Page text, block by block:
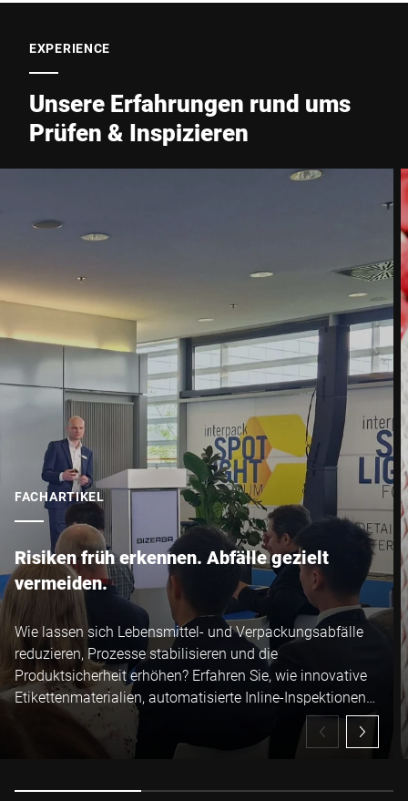
EXPERIENCE
Unsere Erfahrungen rund ums
Prüfen & Inspizieren
FACHARTIKEL
Risiken früh erkennen. Abfälle gezielt
vermeiden.
Wie lassen sich Lebensmittel- und Verpackungsabfälle
reduzieren, Prozesse stabilisieren und die
Produktsicherheit erhöhen? Erfahren Sie, wie innovative
Etikettenmaterialien, automatisierte Inline-Inspektionen
und digitale Lösungen ineinandergreifen – für mehr
Effizienz, Transparenz und Sicherheit in Ihrer
Lebensmittelproduktion.